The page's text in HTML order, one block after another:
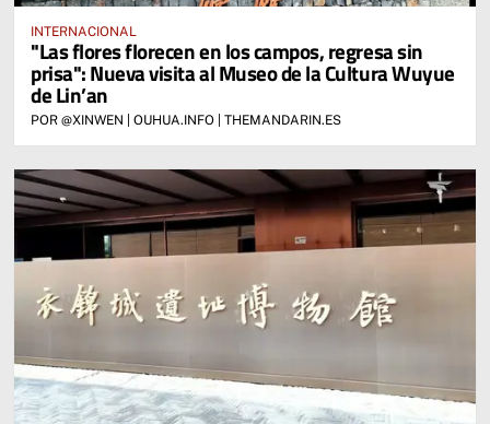
INTERNACIONAL
"Las flores florecen en los campos, regresa sin
prisa": Nueva visita al Museo de la Cultura Wuyue
de Lin’an
POR @XINWEN | OUHUA.INFO | THEMANDARIN.ES